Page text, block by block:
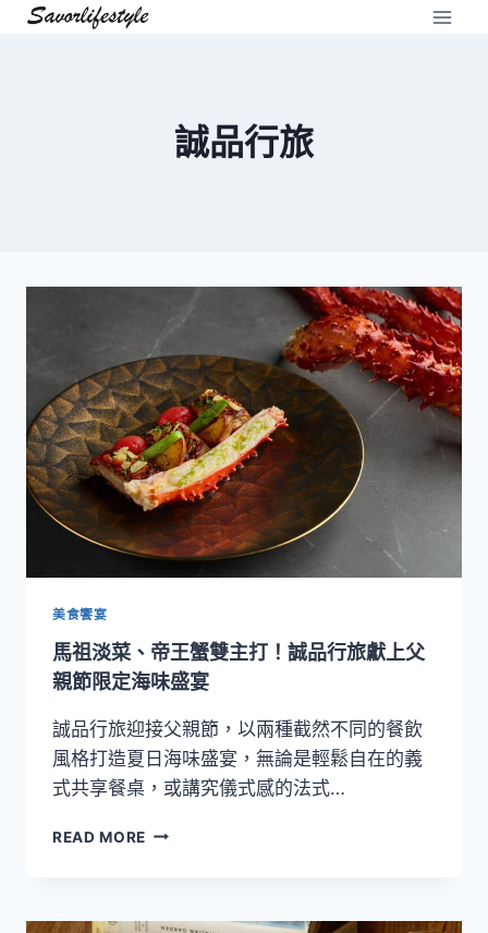
Skip
誠品行旅
美食饗宴
馬祖淡菜、帝王蟹雙主打！誠品行旅獻上父
親節限定海味盛宴
誠品行旅迎接父親節，以兩種截然不同的餐飲
風格打造夏日海味盛宴，無論是輕鬆自在的義
式共享餐桌，或講究儀式感的法式…
READ MORE 馬
帝